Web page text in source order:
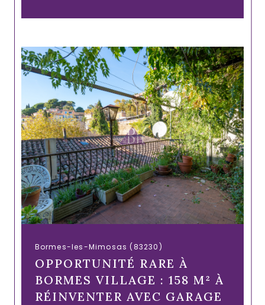
Bormes-les-Mimosas (83230)
OPPORTUNITÉ RARE À
BORMES VILLAGE : 158 M² À
RÉINVENTER AVEC GARAGE